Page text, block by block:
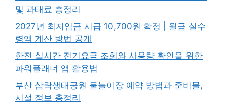
및 과태료 총정리
2027년 최저임금 시급 10,700원 확정 | 월급 실수
령액 계산 방법 공개
한전 실시간 전기요금 조회와 사용량 확인을 위한
파워플래너 앱 활용법
부산 삼락생태공원 물놀이장 예약 방법과 준비물,
시설 정보 총정리